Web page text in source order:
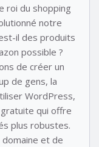
roi du shopping
notre
il des produits
possible ?
de créer un
de gens, la
WordPress,
qui offre
plus robustes.
et de